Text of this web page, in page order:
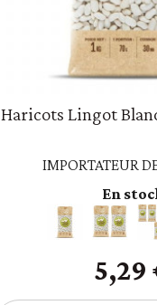
Haricots Lingot
IMPORTATEUR
En
5,29